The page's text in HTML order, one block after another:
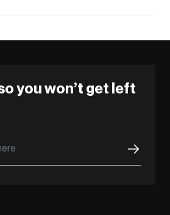
you won’t get left